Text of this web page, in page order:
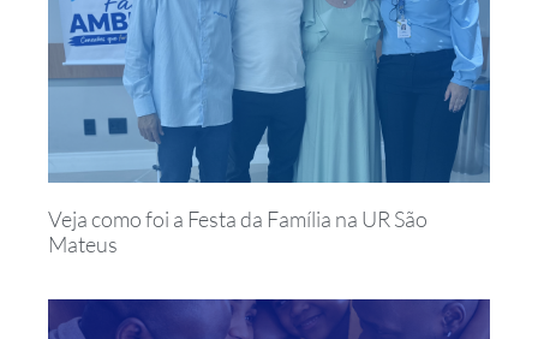
Veja como foi a Festa da Família na UR São
Mateus